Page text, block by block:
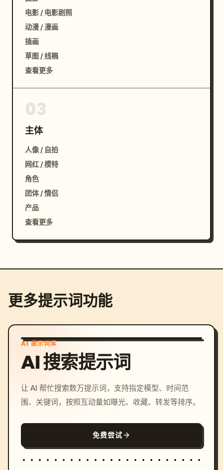
电影 / 电影剧照
动漫 / 漫画
插画
草图 / 线稿
查看更多
主体
人像 / 自拍
网红 / 模特
角色
团体 / 情侣
产品
查看更多
更多提示词功能
AI 提示词库
AI 搜索提示词
让 AI 帮忙搜索数万提示词，支持指定模型、时间范
围、关键词，按照互动量如曝光、收藏、转发等排序。
免费尝试